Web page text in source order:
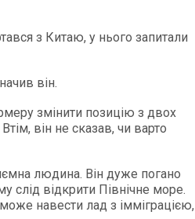
з Китаю, у нього запитали
він.
змінити позицію з двох
він не сказав, чи варто
людина. Він дуже погано
слід відкрити Північне море.
навести лад з імміграцією,